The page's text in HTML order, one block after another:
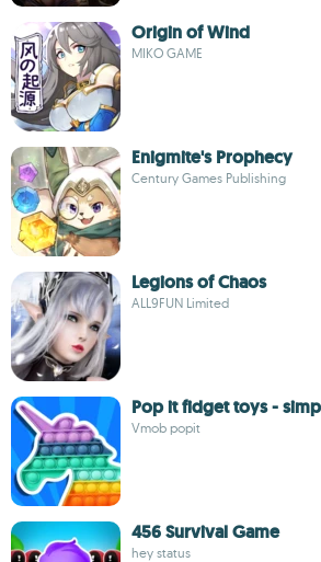
Origin of Wind
MIKO GAME
Enigmite's Prophecy
Century Games Publishing
Legions of Chaos
ALL9FUN Limited
Pop it fidget toys -
Vmob popit
456 Survival Game
hey status